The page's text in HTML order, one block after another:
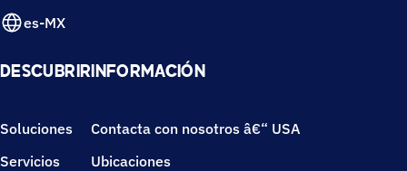
es-MX
DESCUBRIR
Soluciones
Servicios
INFORMACIÓN
Contacta con nosotros â€“ USA
Ubicaciones